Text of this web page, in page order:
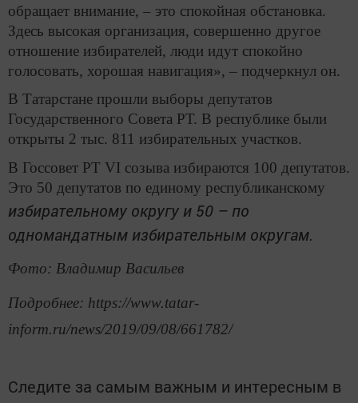
обращает внимание, – это спокойная обстановка.
Здесь высокая организация, совершенно другое
отношение избирателей, люди идут спокойно
голосовать, хорошая навигация», – подчеркнул он.
В Татарстане прошли выборы депутатов
Государственного Совета РТ. В республике были
открыты 2 тыс. 811 избирательных участков.
В Госсовет РТ VI созыва избираются 100 депутатов.
Это 50 депутатов по единому республиканскому
избирательному округу и 50 – по
одномандатным избирательным округам.
Фото: Владимир Васильев
Подробнее: https://www.tatar-
inform.ru/news/2019/09/08/661782/
Следите за самым важным и интересным в